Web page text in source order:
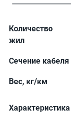
Количество
жил
Сечение кабеля
Вес, кг/км
Характеристика